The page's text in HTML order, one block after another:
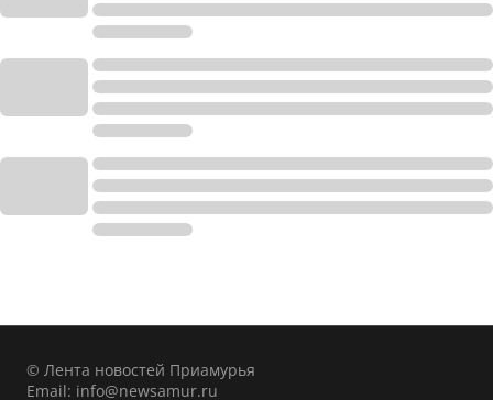
© Лента новостей Приамурья
Email: info@newsamur.ru